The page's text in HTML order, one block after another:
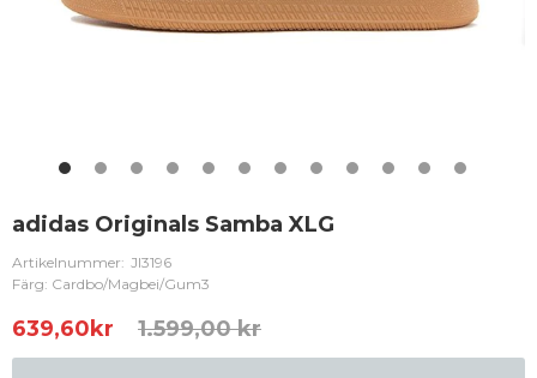
adidas Originals Samba XLG
Artikelnummer: JI3196
Färg: Cardbo/Magbei/Gum3
639,60kr 1.599,00 kr